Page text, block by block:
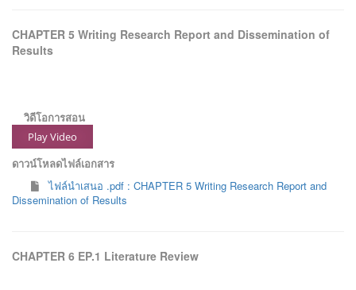
CHAPTER 5 Writing Research Report and Dissemination of
Results
วิดีโอการสอน
Play Video
ดาวน์โหลดไฟล์เอกสาร
ไฟล์นำเสนอ .pdf : CHAPTER 5 Writing Research Report and
Dissemination of Results
CHAPTER 6 EP.1 Literature Review